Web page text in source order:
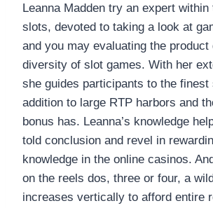
Leanna Madden try an expert within
slots, devoted to taking a look at
and you may evaluating the product
diversity of slot games. With her
she guides participants to the
addition to large RTP harbors and
bonus has. Leanna’s knowledge
told conclusion and revel in
knowledge in the online casinos.
on the reels dos, three or four, a
increases vertically to afford entire